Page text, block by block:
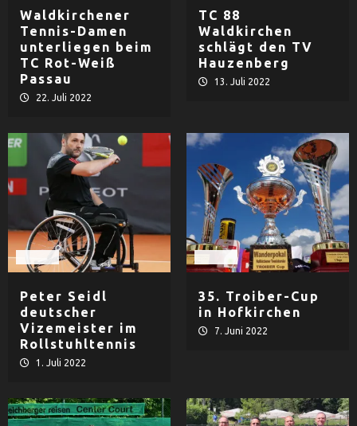
Waldkirchener
Tennis-Damen
unterliegen beim
TC Rot-Weiß
Passau
22. Juli 2022
TC 88
Waldkirchen
schlägt den TV
Hauzenberg
13. Juli 2022
Peter Seidl
deutscher
Vizemeister im
Rollstuhltennis
1. Juli 2022
35. Troiber-Cup
in Hofkirchen
7. Juni 2022